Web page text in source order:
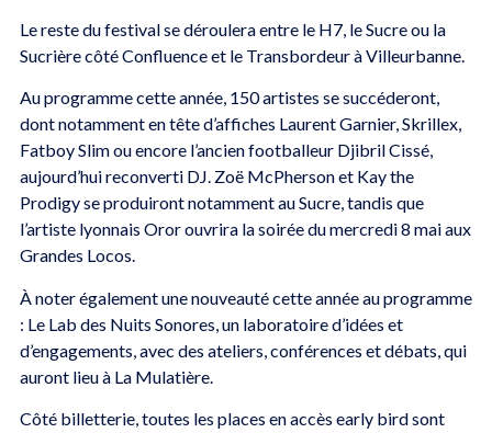
Le reste du festival se déroulera entre le H7, le Sucre ou la
Sucrière côté Confluence et le Transbordeur à Villeurbanne.
Au programme cette année, 150 artistes se succéderont,
dont notamment en tête d’affiches Laurent Garnier, Skrillex,
Fatboy Slim ou encore l’ancien footballeur Djibril Cissé,
aujourd’hui reconverti DJ. Zoë McPherson et Kay the
Prodigy se produiront notamment au Sucre, tandis que
l’artiste lyonnais Oror ouvrira la soirée du mercredi 8 mai aux
Grandes Locos.
À noter également une nouveauté cette année au programme
: Le Lab des Nuits Sonores, un laboratoire d’idées et
d’engagements, avec des ateliers, conférences et débats, qui
auront lieu à La Mulatière.
Côté billetterie, toutes les places en accès early bird sont